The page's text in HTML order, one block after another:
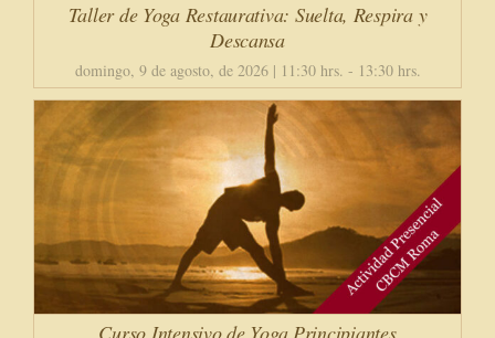
Taller de Yoga Restaurativa: Suelta, Respira y
Descansa
domingo, 9 de agosto, de 2026 | 11:30 hrs. - 13:30 hrs.